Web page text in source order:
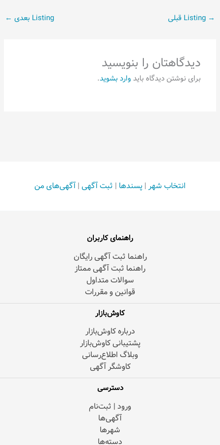
→ Listing بعدی ←
دیدگاهتان را بنویسید
برای نوشتن دیدگاه باید وارد بشوید.
انتخاب شهر | پسندها | ثبت آگهی | آگهی‌های من
راهنمای کاربران
راهنما ثبت آگهی رایگان
راهنما ثبت آگهی ممتاز
سوالات متداول
قوانین و مقررات
کاوش‌بازار
درباره کاوش‌بازار
پشتیبانی کاوش‌بازار
وبلاگ اطلاع‌رسانی
کاوشگر آگهی
دسترسی
ورود | ثبت‌نام
آگهی‌ها
شهرها
دسته‌ها